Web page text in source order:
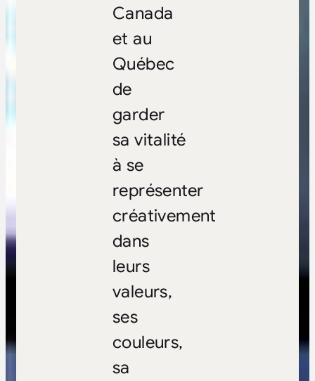
Canada
et au
Québec
de
garder
sa vitalité
à se
représenter
créativement
dans
leurs
valeurs,
ses
couleurs,
sa